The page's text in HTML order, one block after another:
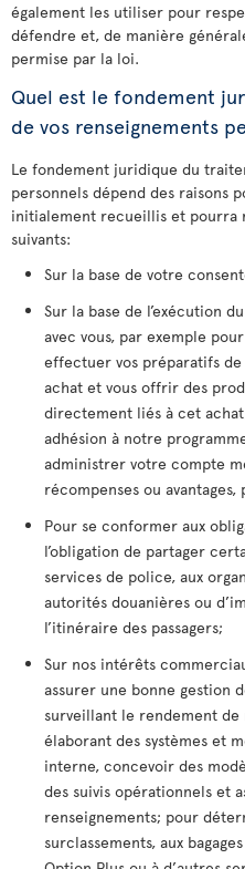
également les utiliser pour
défendre et, de manière
permise par la loi.
Quel est le fondement
de vos renseignements
Le fondement juridique du
personnels dépend des raisons
initialement recueillis et pourra
suivants:
Sur la base de votre
Sur la base de l’exécution
avec vous, par exemple
effectuer vos préparatifs
achat et vous offrir des
directement liés à cet
adhésion à notre
administrer votre compte
récompenses ou avantages,
Pour se conformer aux
l’obligation de partager
services de police, aux
autorités douanières ou
l’itinéraire des passagers;
Sur nos intérêts
assurer une bonne gestion
surveillant le rendement de
élaborant des systèmes et
interne, concevoir des
des suivis opérationnels et
renseignements; pour
surclassements, aux